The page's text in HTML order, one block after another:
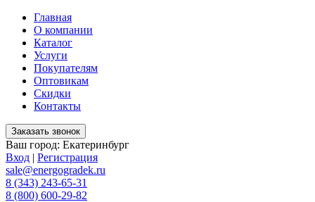
Главная
О компании
Каталог
Услуги
Покупателям
Оптовикам
Скидки
Контакты
Ваш город: Екатеринбург
Вход | Регистрация
sale@energogradek.ru
8 (343) 243-65-31
8 (800) 600-29-82